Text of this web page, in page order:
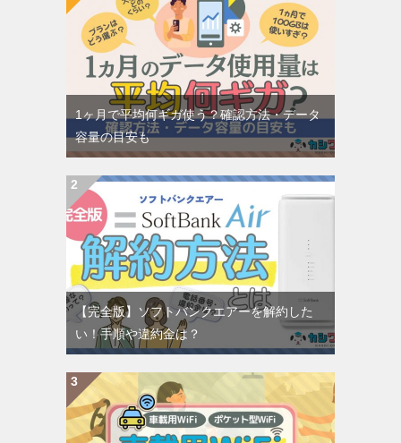
1ヶ月で平均何ギガ使う？確認方法・データ
容量の目安も
【完全版】ソフトバンクエアーを解約した
い！手順や違約金は？